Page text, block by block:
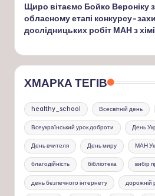
Щиро вітаємо Бойко Вероніку з
обласному етапі конкурсу-
дослідницьких робіт МАН з
ХМАРКА ТЕГІВ
healthy_school Всесвітній день
Всеукраїнський урок доброти День
День вчителя День миру МАН
благодійність бібліотека вибір
день безпечного інтернету дорожній